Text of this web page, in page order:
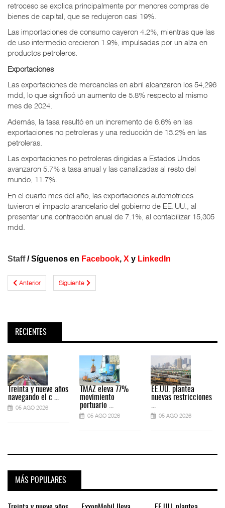
retroceso se explica principalmente por menores compras de
bienes de capital, que se redujeron casi 19%.
Las importaciones de consumo cayeron 4.2%, mientras que las
de uso intermedio crecieron 1.9%, impulsadas por un alza en
productos petroleros.
Exportaciones
Las exportaciones de mercancías en abril alcanzaron los 54,296
mdd, lo que significó un aumento de 5.8% respecto al mismo
mes de 2024.
Además, la tasa resultó en un incremento de 6.6% en las
exportaciones no petroleras y una reducción de 13.2% en las
petroleras.
Las exportaciones no petroleras dirigidas a Estados Unidos
avanzaron 5.7% a tasa anual y las canalizadas al resto del
mundo, 11.7%.
En el cuarto mes del año, las exportaciones automotrices
tuvieron el impacto arancelario del gobierno de EE. UU., al
presentar una contracción anual de 7.1%, al contabilizar 15,305
mdd.
Staff/Síguenos en Facebook, X y LinkedIn
Anterior Siguiente
RECIENTES
Treinta y nueve años
navegando el c ...
05 AGO 2026
TMAZ eleva 77%
movimiento
portuario ...
05 AGO 2026
EE.UU. plantea
nuevas restricciones
05 AGO 2026
MÁS POPULARES